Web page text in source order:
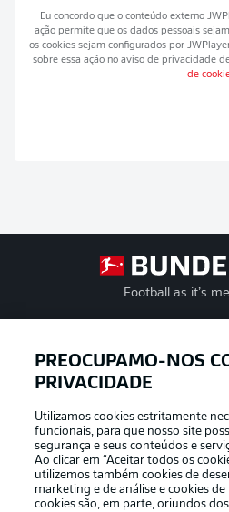
Eu concordo que o conteúdo externo
ação permite que os dados pessoais
os cookies sejam configurados por JWPlayer
sobre essa ação no aviso de privacidade
de
Football as it’s
APLICATIVO DA
Oferecido por
PREOCUPAMO-NOS
PRIVACIDADE
Utilizamos cookies estritamente
funcionais, para que nosso site
segurança e seus conteúdos e
Ao clicar em “Aceitar todos os
utilizemos também cookies de
marketing e de análise e cookies de
cookies são, em parte, oriundos